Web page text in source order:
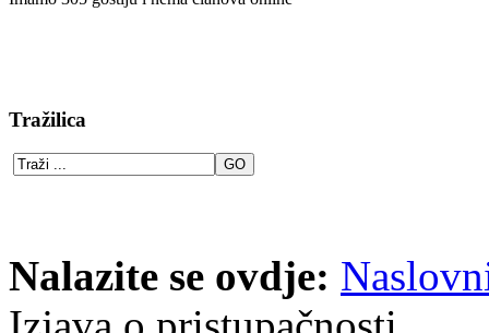
Tražilica
Nalazite se ovdje: